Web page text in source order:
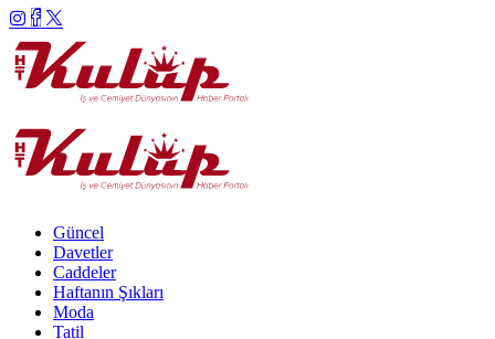
Güncel
Davetler
Caddeler
Haftanın Şıkları
Moda
Tatil